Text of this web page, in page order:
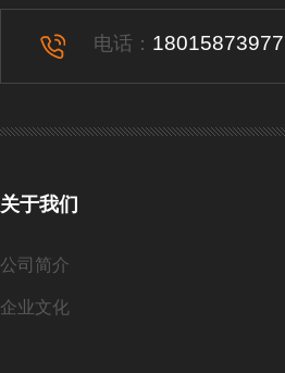
电话： 18015873977
关于我们
公司简介
企业文化